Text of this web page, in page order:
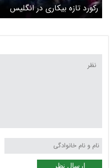
رکورد تازه بیکاری در انگلیس
ارسال نظر